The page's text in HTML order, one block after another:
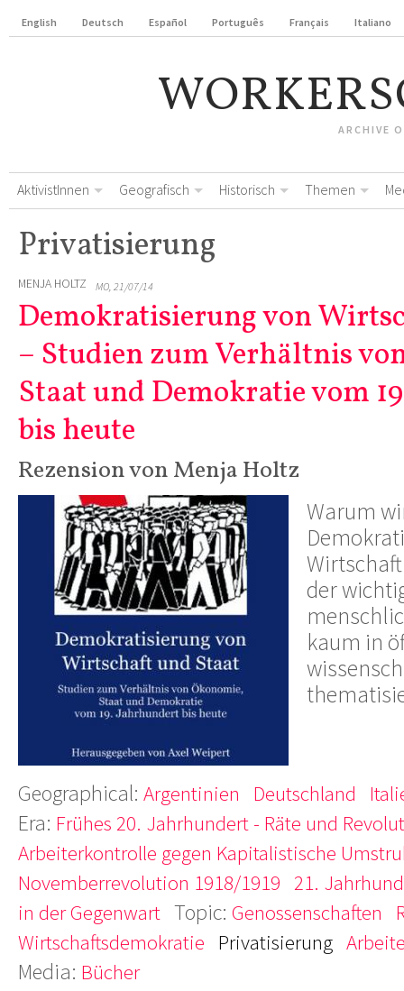
English Deutsch Español Português Français Italiano
ARCHIVE
AktivistInnen Geografisch Historisch Themen
Privatisierung
MENJA HOLTZ MO, 21/07/14
Demokratisierung von
– Studien zum Verhältnis
Staat und Demokratie vom
bis heute
Rezension von Menja Holtz
Warum
der
kaum in
Geographical: Argentinien Deutschland
Era: Frühes 20. Jahrhundert - Räte und
Arbeiterkontrolle gegen Kapitalistische
Novemberrevolution 1918/1919 21.
in der Gegenwart Topic: Genossenschaften
Wirtschaftsdemokratie Privatisierung
Media: Bücher